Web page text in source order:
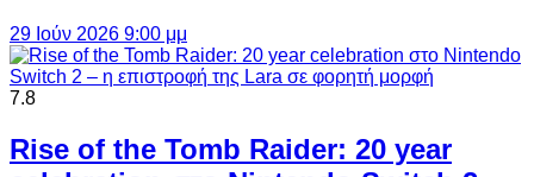
29 Ιούν 2026 9:00 μμ
7.8
Rise of the Tomb Raider: 20 year